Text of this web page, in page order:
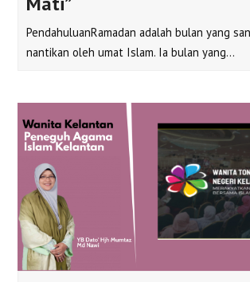
PendahuluanRamadan adalah bulan yang
nantikan oleh umat Islam. Ia bulan yang…